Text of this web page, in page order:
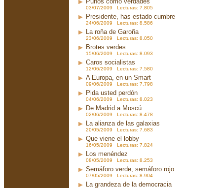
03/07/2009 Lecturas: 7.805
Presidente, has estado cumbre
24/06/2009 Lecturas: 8.586
La roña de Garoña
23/06/2009 Lecturas: 8.050
Brotes verdes
15/06/2009 Lecturas: 8.093
Caros socialistas
12/06/2009 Lecturas: 7.580
A Europa, en un Smart
09/06/2009 Lecturas: 7.798
Pida usted perdón
04/06/2009 Lecturas: 8.023
De Madrid a Moscú
02/06/2009 Lecturas: 8.478
La alianza de las galaxias
20/05/2009 Lecturas: 7.683
Que viene el lobby
16/05/2009 Lecturas: 7.824
Los menéndez
08/05/2009 Lecturas: 8.253
Semáforo verde, semáforo rojo
07/05/2009 Lecturas: 8.904
La grandeza de la democracia